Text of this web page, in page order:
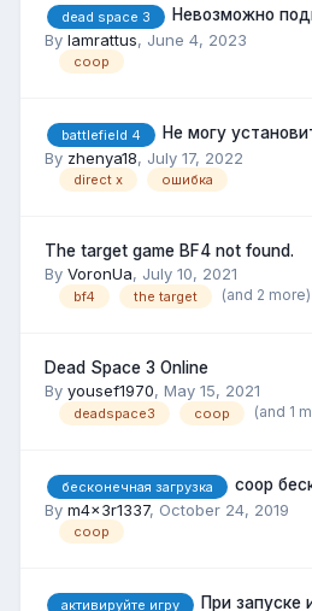
dead space 3
Невозможно
By Iamrattus, June 4, 2023
coop
battlefield 4
Не могу
By zhenya18, July 17, 2022
direct x ошибка
The target game BF4 not found.
By VoronUa, July 10, 2021
bf4 the target (and 2 more)
Dead Space 3 Online
By yousef1970, May 15, 2021
deadspace3 coop (and 1
бесконечная загрузка
coop
By m4x3r1337, October 24, 2019
coop
активируйте игру При запуске